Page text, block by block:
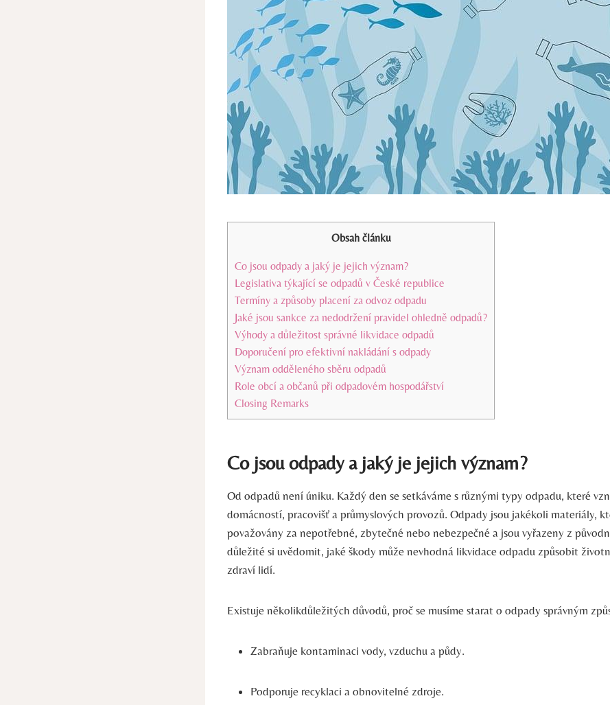
Obsah článku
Co jsou odpady a jaký je jejich význam?
Legislativa týkající se odpadů v České republice
Termíny a způsoby placení za odvoz odpadu
Jaké jsou sankce za nedodržení pravidel ohledně odpadů?
Výhody a důležitost správné likvidace odpadů
Doporučení pro efektivní nakládání s odpady
Význam odděleného sběru odpadů
Role obcí a občanů při odpadovém hospodářství
Closing Remarks
Co jsou odpady a jaký je jejich význam?
Od odpadů není úniku. Každý den se setkáváme s různými typy odpadu, které
domácností, pracovišť a průmyslových provozů. Odpady jsou jakékoli materiály,
považovány za nepotřebné, zbytečné nebo nebezpečné a jsou vyřazeny z
důležité si uvědomit, jaké škody může nevhodná likvidace odpadu způsobit
zdraví lidí.
Existuje několikdůležitých důvodů, proč se musíme starat o odpady správným
Zabraňuje kontaminaci vody, vzduchu a půdy.
Podporuje recyklaci a obnovitelné zdroje.